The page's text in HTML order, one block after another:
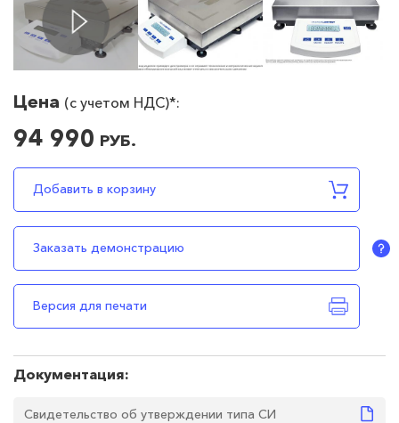
Цена (c учетом НДС)*:
94 990 РУБ.
94990
RUB
Добавить в корзину
Заказать демонстрацию
Версия для печати
Документация:
Свидетельство об утверждении типа СИ